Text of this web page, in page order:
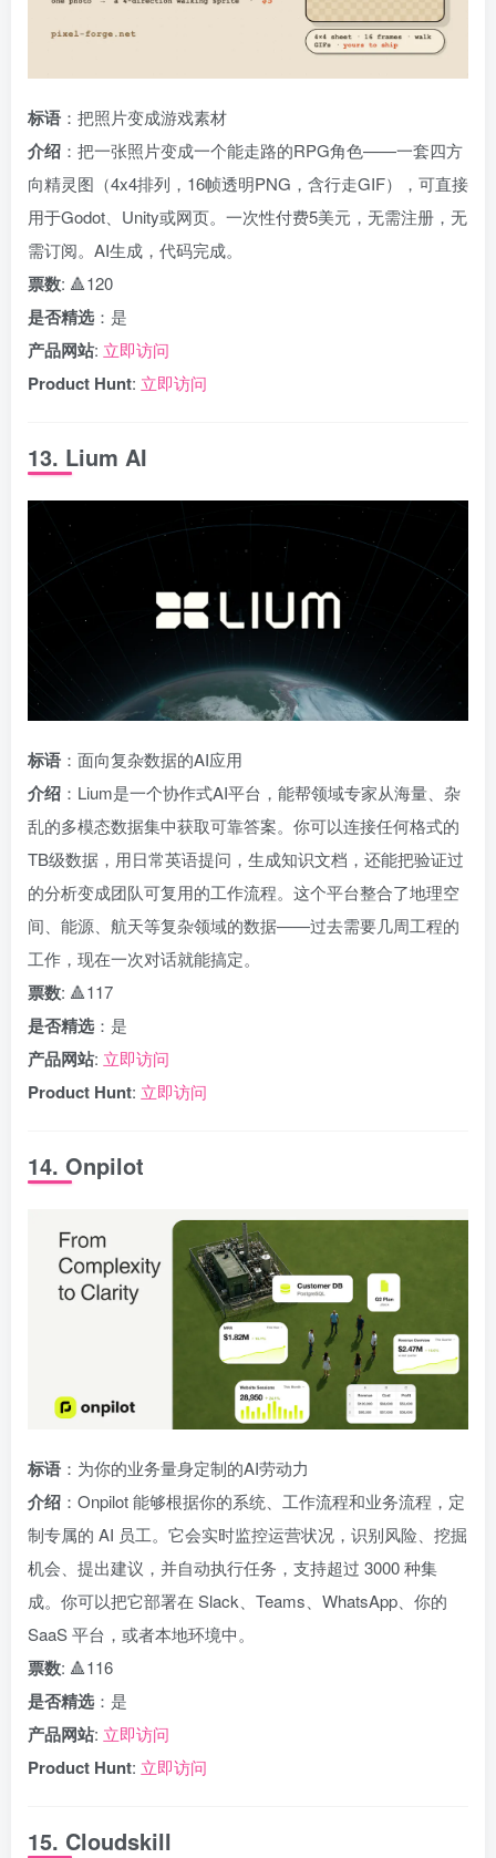
标语 ：把照片变成游戏素材
介绍 ：把一张照片变成一个能走路的RPG角色——一套四方
向精灵图（4x4排列，16帧透明PNG，含行走GIF），可直接
用于Godot、Unity或网页。一次性付费5美元，无需注册，无
需订阅。AI生成，代码完成。
票数: 🔺120
是否精选 ：是
产品网站: 立即访问
Product Hunt: 立即访问
13. Lium AI
标语 ：面向复杂数据的AI应用
介绍 ：Lium是一个协作式AI平台，能帮领域专家从海量、杂
乱的多模态数据集中获取可靠答案。你可以连接任何格式的
TB级数据，用日常英语提问，生成知识文档，还能把验证过
的分析变成团队可复用的工作流程。这个平台整合了地理空
间、能源、航天等复杂领域的数据——过去需要几周工程的
工作，现在一次对话就能搞定。
票数: 🔺117
是否精选 ：是
产品网站: 立即访问
Product Hunt: 立即访问
14. Onpilot
标语 ：为你的业务量身定制的AI劳动力
介绍 ：Onpilot 能够根据你的系统、工作流程和业务流程，定
制专属的 AI 员工。它会实时监控运营状况，识别风险、挖掘
机会、提出建议，并自动执行任务，支持超过 3000 种集
成。你可以把它部署在 Slack、Teams、WhatsApp、你的
SaaS 平台，或者本地环境中。
票数: 🔺116
是否精选 ：是
产品网站: 立即访问
Product Hunt: 立即访问
15. Cloudskill